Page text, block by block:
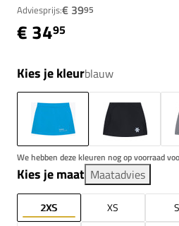
Adviesprijs:€ 3995
€ 3495
Kies je kleurblauw
We hebben deze kleuren nog op voorraad
Kies je maat Maatadvies
2XS XS S